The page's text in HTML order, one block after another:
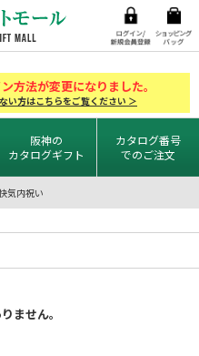
方法が変更になりました。
い方はこちらをご覧ください ＞
阪神の
カタログギフト
カタログ番号
でのご注文
気内祝い
ません。